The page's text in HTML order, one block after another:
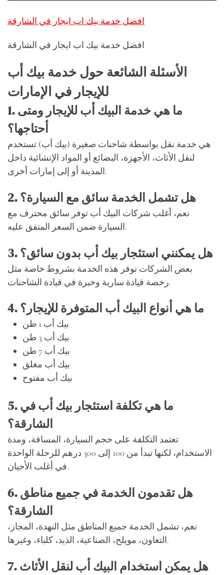
افضل خدمة بيك اب ايجار في الشارقة
افضل خدمة بيك اب ايجار في الشارقة
الأسئلة الشائعة حول خدمة بيك أب
للإيجار في الإمارات
1. ما هي خدمة البيك أب للإيجار ومتى
أحتاجها؟
هي خدمة نقل بواسطة شاحنات صغيرة (بيك أب) تستخدم
لنقل الأثاث، الأجهزة، البضائع أو المواد الإنشائية داخل
المدينة أو إلى إمارات أخرى.
2. هل تشمل الخدمة سائق مع السيارة؟
نعم، أغلب شركات البيك أب توفر سائق محترف مع
السيارة ضمن السعر المتفق عليه.
3. هل يمكنني استئجار بيك أب بدون سائق؟
بعض الشركات توفر هذه الخدمة بشروط خاصة مثل
رخصة قيادة سارية وخبرة في قيادة الشاحنات.
4. ما هي أنواع البيك أب المتوفرة للإيجار؟
بيك أب 1 طن
بيك أب 3 طن
بيك أب 7 طن
بيك أب مغلق
بيك أب مفتوح
5. ما هي تكلفة استئجار بيك أب في
الشارقة؟
تعتمد التكلفة على حجم السيارة، المسافة، ومدة
الاستخدام، لكنها تبدأ من 100 إلى 300 درهم للرحلة الواحدة
في أغلب الأحيان.
6. هل تقدمون الخدمة في جميع مناطق
الشارقة؟
نعم، تشمل الخدمة جميع المناطق مثل النهدة، المجاز،
التعاون، مويلح، الصناعية، الذيد، كلباء، وغيرها.
7. هل يمكن استخدام البيك أب لنقل الأثاث